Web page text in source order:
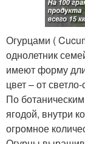
Огурцами (
однолетник
имеют форму
цвет – от
По
ягодой, внутри
огромное